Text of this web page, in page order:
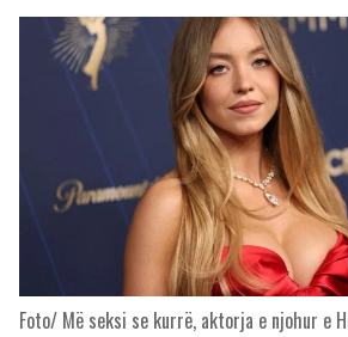
Foto/ Më seksi se kurrë, aktorja e njohur e